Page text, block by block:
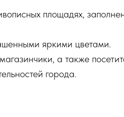
площадях,
яркими цветами.
а также
города.